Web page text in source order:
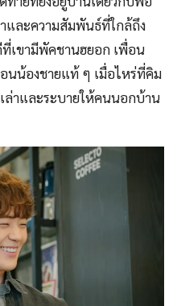
และความสัมพันธ์ที่ใกล้ถึง
เขามีพัคชานฮยอก เพื่อน
นน้องชายแท้ ๆ เมื่อไหร่ที่คิม
เล่าและระบายให้คนนอกบ้าน